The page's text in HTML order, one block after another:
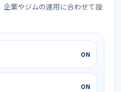
業やジムの運用に合わせて設
ON
ON